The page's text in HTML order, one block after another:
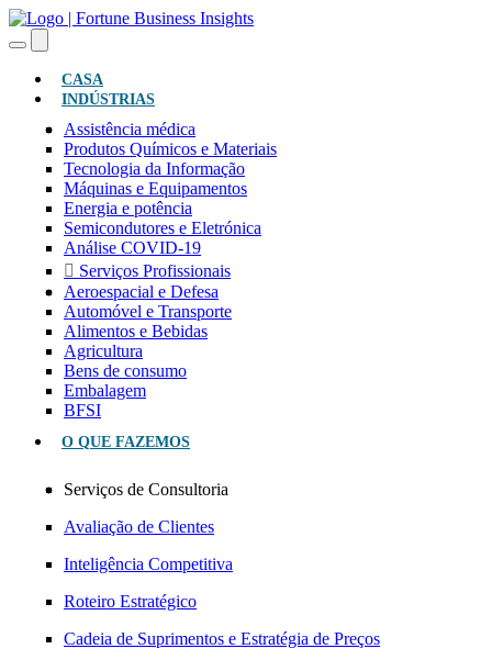
CASA
INDÚSTRIAS
Assistência médica
Produtos Químicos e Materiais
Tecnologia da Informação
Máquinas e Equipamentos
Energia e potência
Semicondutores e Eletrónica
Análise COVID-19
Serviços Profissionais
Aeroespacial e Defesa
Automóvel e Transporte
Alimentos e Bebidas
Agricultura
Bens de consumo
Embalagem
BFSI
O QUE FAZEMOS
Serviços de Consultoria
Avaliação de Clientes
Inteligência Competitiva
Roteiro Estratégico
Cadeia de Suprimentos e Estratégia de Preços